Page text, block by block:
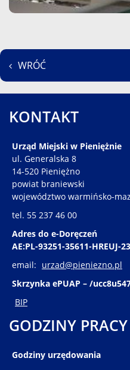
WRÓĆ
KONTAKT
Urząd Miejski w Pieniężnie
ul. Generalska 8
14-520 Pieniężno
powiat braniewski
województwo warmińsko-
tel. 55 237 46 00
Adres do e-Doręczeń
AE:PL-93251-35611-HREUJ-23
email: urzad@pieniezno.pl
Skrzynka ePUAP – /
BIP
GODZINY PRACY
Godziny urzędowania